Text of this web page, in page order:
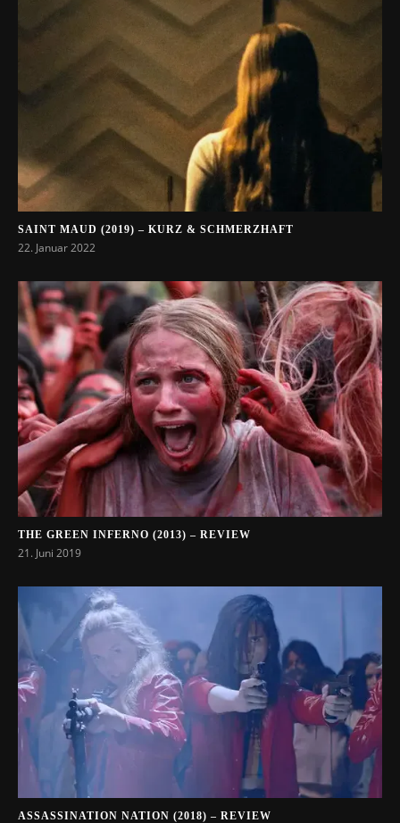
SAINT MAUD (2019) – KURZ & SCHMERZHAFT
22. Januar 2022
THE GREEN INFERNO (2013) – REVIEW
21. Juni 2019
ASSASSINATION NATION (2018) – REVIEW